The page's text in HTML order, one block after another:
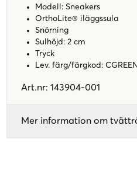
Modell: Sneakers
OrthoLite® iläggssula
Snörning
Sulhöjd: 2 cm
Tryck
Lev. färg/färgkod :
Art.nr: 143904-001
Mer information om